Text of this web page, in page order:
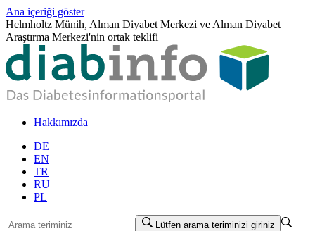
Ana içeriği göster
Helmholtz Münih, Alman Diyabet Merkezi ve Alman Diyabet
Araştırma Merkezi'nin ortak teklifi
Hakkımızda
DE
EN
TR
RU
PL
Lütfen arama teriminizi giriniz